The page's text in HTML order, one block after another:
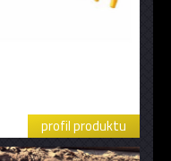
profil produktu